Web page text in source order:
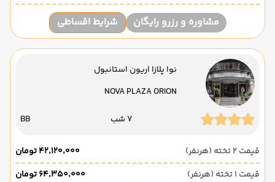
مشاوره و رزرو رایگان شرایط اقساطی
نوا پلازا اریون استانبول
NOVA PLAZA ORION
7 شب BB
قیمت 2 تخته (هرنفر)
۴۲٬۱۲۰٬۰۰۰ تومان
قیمت 1 تخته (هرنفر)
۶۴٬۳۵۰٬۰۰۰ تومان